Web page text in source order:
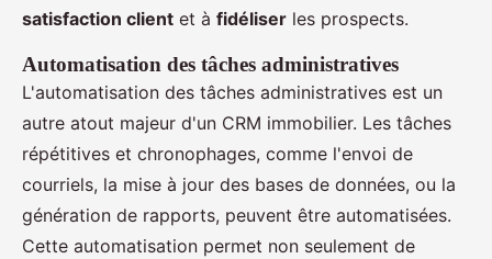
satisfaction client et à fidéliser les prospects.
Automatisation des tâches administratives
L'automatisation des tâches administratives est un
autre atout majeur d'un CRM immobilier. Les tâches
répétitives et chronophages, comme l'envoi de
courriels, la mise à jour des bases de données, ou la
génération de rapports, peuvent être automatisées.
Cette automatisation permet non seulement de